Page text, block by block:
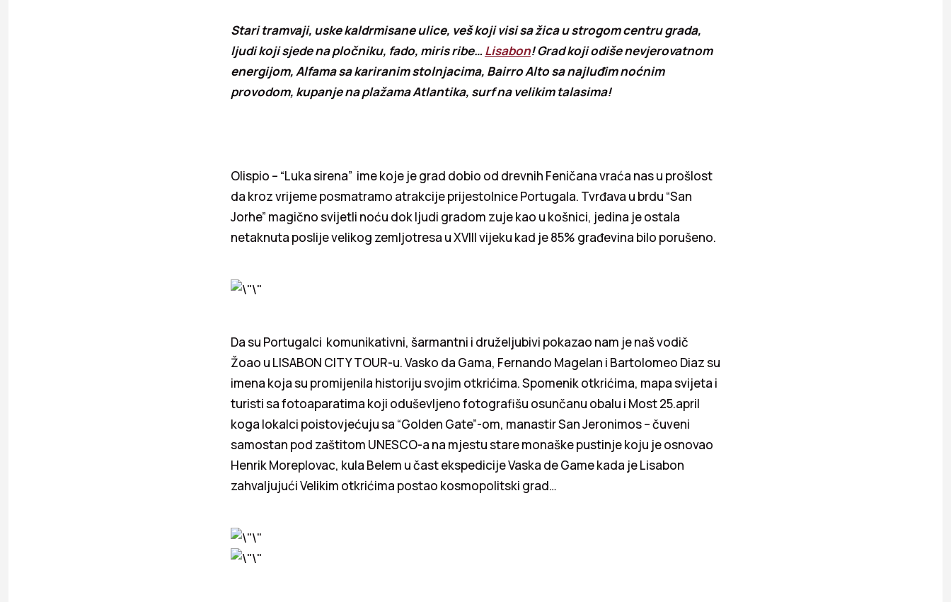
Stari tramvaji, uske kaldrmisane ulice, veš koji visi sa žica u strogom centru grada,
ljudi koji sjede na pločniku, fado, miris ribe… Lisabon! Grad koji odiše nevjerovatnom
energijom, Alfama sa kariranim stolnjacima, Bairro Alto sa najluđim noćnim
provodom, kupanje na plažama Atlantika, surf na velikim talasima!
Olispio – “Luka sirena” ime koje je grad dobio od drevnih Feničana vraća nas u prošlost
da kroz vrijeme posmatramo atrakcije prijestolnice Portugala. Tvrđava u brdu “San
Jorhe” magično svijetli noću dok ljudi gradom zuje kao u košnici, jedina je ostala
netaknuta poslije velikog zemljotresa u XVIII vijeku kad je 85% građevina bilo porušeno.
Da su Portugalci komunikativni, šarmantni i druželjubivi pokazao nam je naš vodič
Žoao u LISABON CITY TOUR-u. Vasko da Gama, Fernando Magelan i Bartolomeo Diaz su
imena koja su promijenila historiju svojim otkrićima. Spomenik otkrićima, mapa svijeta i
turisti sa fotoaparatima koji oduševljeno fotografišu osunčanu obalu i Most 25.april
koga lokalci poistovjećuju sa “Golden Gate”-om, manastir San Jeronimos – čuveni
samostan pod zaštitom UNESCO-a na mjestu stare monaške pustinje koju je osnovao
Henrik Moreplovac, kula Belem u čast ekspedicije Vaska de Game kada je Lisabon
zahvaljujući Velikim otkrićima postao kosmopolitski grad…